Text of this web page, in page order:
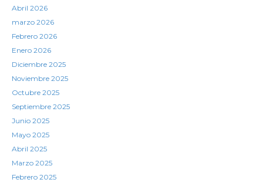
Abril 2026
marzo 2026
Febrero 2026
Enero 2026
Diciembre 2025
Noviembre 2025
Octubre 2025
Septiembre 2025
Junio 2025
Mayo 2025
Abril 2025
Marzo 2025
Febrero 2025